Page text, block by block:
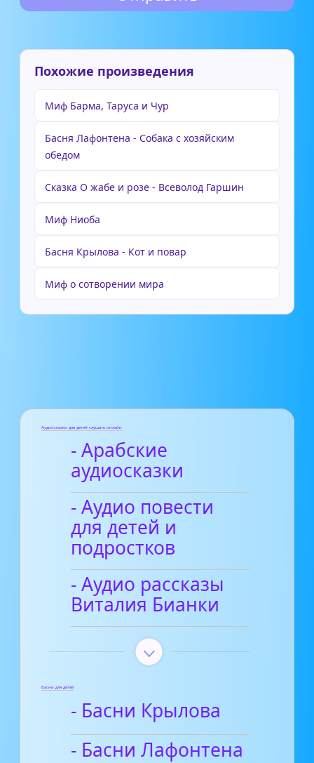
Похожие произведения
Миф Барма, Таруса и Чур
Басня Лафонтена - Собака с хозяйским
обедом
Сказка О жабе и розе - Всеволод Гаршин
Миф Ниоба
Басня Крылова - Кот и повар
Миф о сотворении мира
Аудиосказки для детей слушать онлайн
- Арабские
аудиосказки
- Аудио повести
для детей и
подростков
- Аудио рассказы
Виталия Бианки
Басни для детей
- Басни Крылова
- Басни Лафонтена